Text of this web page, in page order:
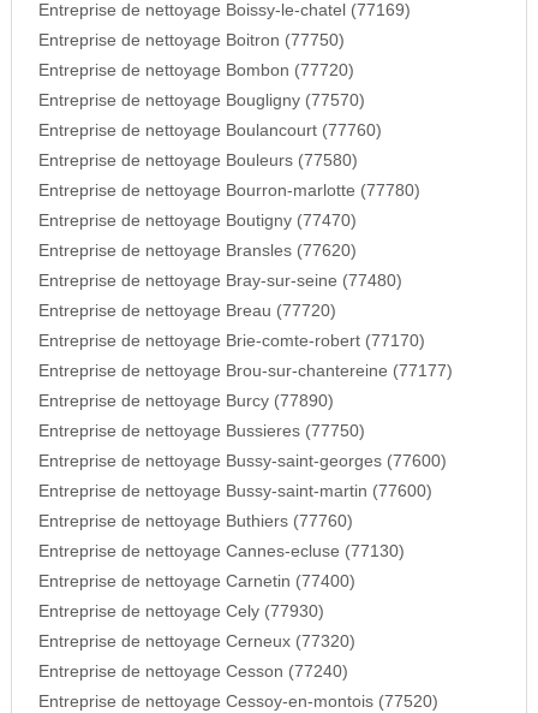
Entreprise de nettoyage Boissy-le-chatel (77169)
Entreprise de nettoyage Boitron (77750)
Entreprise de nettoyage Bombon (77720)
Entreprise de nettoyage Bougligny (77570)
Entreprise de nettoyage Boulancourt (77760)
Entreprise de nettoyage Bouleurs (77580)
Entreprise de nettoyage Bourron-marlotte (77780)
Entreprise de nettoyage Boutigny (77470)
Entreprise de nettoyage Bransles (77620)
Entreprise de nettoyage Bray-sur-seine (77480)
Entreprise de nettoyage Breau (77720)
Entreprise de nettoyage Brie-comte-robert (77170)
Entreprise de nettoyage Brou-sur-chantereine (77177)
Entreprise de nettoyage Burcy (77890)
Entreprise de nettoyage Bussieres (77750)
Entreprise de nettoyage Bussy-saint-georges (77600)
Entreprise de nettoyage Bussy-saint-martin (77600)
Entreprise de nettoyage Buthiers (77760)
Entreprise de nettoyage Cannes-ecluse (77130)
Entreprise de nettoyage Carnetin (77400)
Entreprise de nettoyage Cely (77930)
Entreprise de nettoyage Cerneux (77320)
Entreprise de nettoyage Cesson (77240)
Entreprise de nettoyage Cessoy-en-montois (77520)